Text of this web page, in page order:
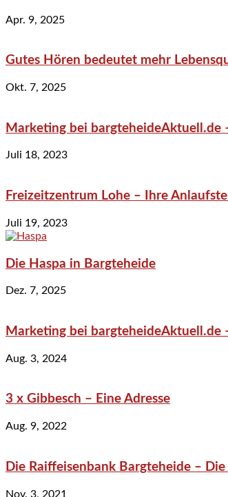
Apr. 9, 2025
Gutes Hören bedeutet mehr
Okt. 7, 2025
Marketing bei bargteheideAktuell.de
Juli 18, 2023
Freizeitzentrum Lohe – Ihre
Juli 19, 2023
Die Haspa in Bargteheide
Dez. 7, 2025
Marketing bei bargteheideAktuell.de
Aug. 3, 2024
3 x Gibbesch – Eine Adresse
Aug. 9, 2022
Die Raiffeisenbank Bargteheide –
Nov. 3, 2021